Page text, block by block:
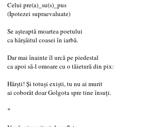
Celui pre(a)_su(s)_pus
(Ipotezei supraevaluate)
Se așteaptă moartea poetului
ca hârşâitul coasei în iarbă.
Dar mai înainte îl urcă pe piedestal
ca apoi să-l omoare cu o tăietură din pix:
Hârşti! Şi totuși exişti, tu nu ai murit
ai coborât doar Golgota spre tine însuți.
*